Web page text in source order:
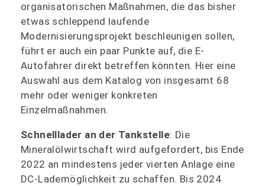
organisatorischen Maßnahmen, die das bisher
etwas schleppend laufende
Modernisierungsprojekt beschleunigen sollen,
führt er auch ein paar Punkte auf, die E-
Autofahrer direkt betreffen könnten. Hier eine
Auswahl aus dem Katalog von insgesamt 68
mehr oder weniger konkreten
Einzelmaßnahmen.
Schnelllader an der Tankstelle: Die
Mineralölwirtschaft wird aufgefordert, bis Ende
2022 an mindestens jeder vierten Anlage eine
DC-Lademöglichkeit zu schaffen. Bis 2024